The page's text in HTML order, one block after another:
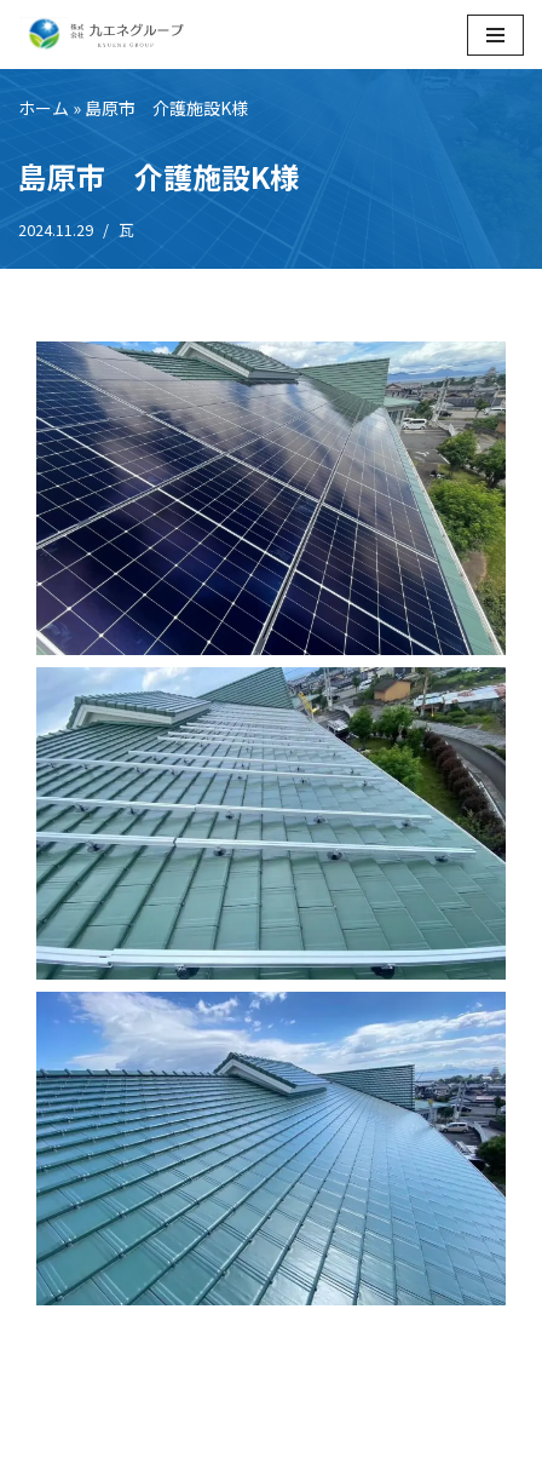
コ
ン
ツ
ホーム » 島原市 介護施設K様
島原市 介護施設K様
2024.11.29 瓦